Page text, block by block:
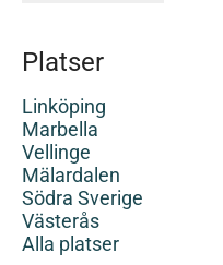
Platser
Linköping
Marbella
Vellinge
Mälardalen
Södra Sverige
Västerås
Alla platser